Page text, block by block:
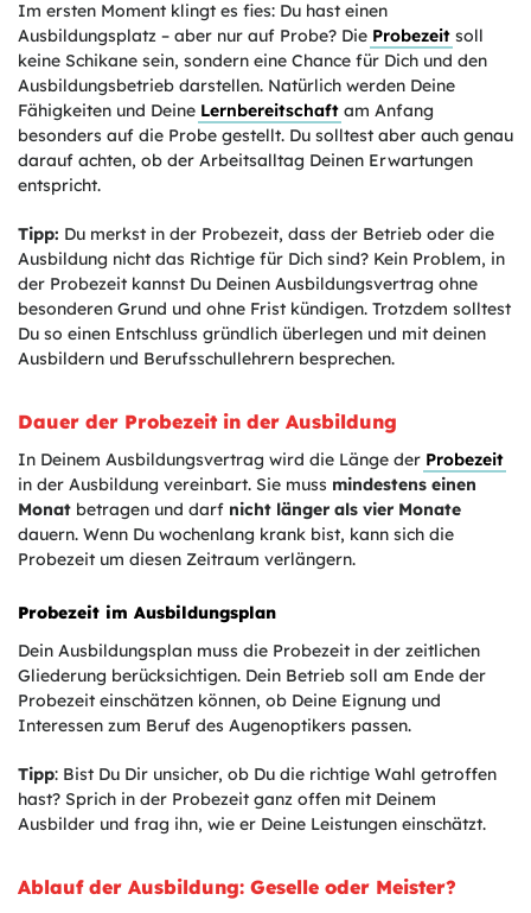
Im ersten Moment klingt es fies: Du hast einen
Ausbildungsplatz – aber nur auf Probe? Die Probezeit soll
keine Schikane sein, sondern eine Chance für Dich und den
Ausbildungsbetrieb darstellen. Natürlich werden Deine
Fähigkeiten und Deine Lernbereitschaft am Anfang
besonders auf die Probe gestellt. Du solltest aber auch genau
darauf achten, ob der Arbeitsalltag Deinen Erwartungen
entspricht.
Tipp: Du merkst in der Probezeit, dass der Betrieb oder die
Ausbildung nicht das Richtige für Dich sind? Kein Problem, in
der Probezeit kannst Du Deinen Ausbildungsvertrag ohne
besonderen Grund und ohne Frist kündigen. Trotzdem solltest
Du so einen Entschluss gründlich überlegen und mit deinen
Ausbildern und Berufsschullehrern besprechen.
Dauer der Probezeit in der Ausbildung
In Deinem Ausbildungsvertrag wird die Länge der Probezeit
in der Ausbildung vereinbart. Sie muss mindestens einen
Monat betragen und darf nicht länger als vier Monate
dauern. Wenn Du wochenlang krank bist, kann sich die
Probezeit um diesen Zeitraum verlängern.
Probezeit im Ausbildungsplan
Dein Ausbildungsplan muss die Probezeit in der zeitlichen
Gliederung berücksichtigen. Dein Betrieb soll am Ende der
Probezeit einschätzen können, ob Deine Eignung und
Interessen zum Beruf des Augenoptikers passen.
Tipp: Bist Du Dir unsicher, ob Du die richtige Wahl getroffen
hast? Sprich in der Probezeit ganz offen mit Deinem
Ausbilder und frag ihn, wie er Deine Leistungen einschätzt.
Ablauf der Ausbildung: Geselle oder Meister?